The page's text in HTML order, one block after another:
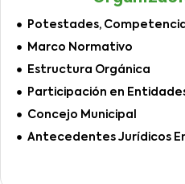
Potestades,
Marco Normativo
Estructura Orgánica
Participación en
Concejo Municipal
Antecedentes Jurídicos